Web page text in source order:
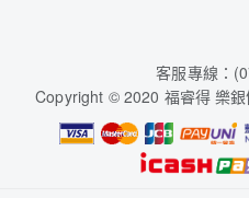
客服專線：
Copyright © 2020 福睿得 樂